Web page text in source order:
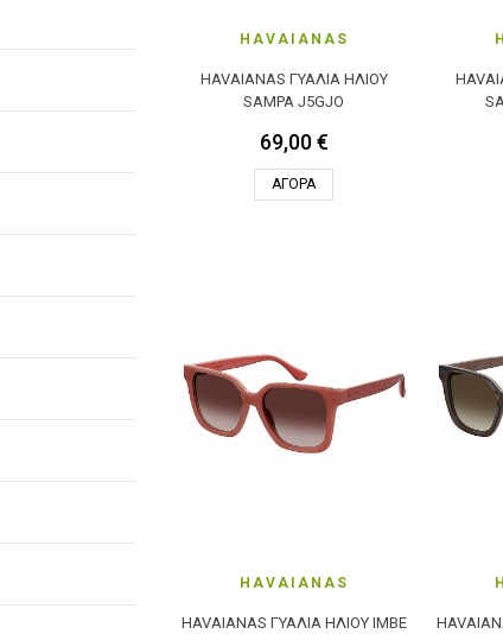
HAVAIANAS
HAVAIANAS ΓΥΑΛΙΆ ΗΛΊΟΥ
SAMPA J5GJO
69,00 €
ΑΓΟΡΆ
HAVAIANAS
HAVAIANAS ΓΥΑΛΙΆ ΗΛΊΟΥ IMBE